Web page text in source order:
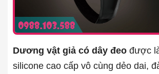
Dương vật giả có dây đeo được
silicone cao cấp vô cùng dẻo dai,